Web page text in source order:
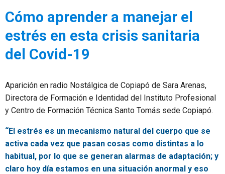
Cómo aprender a manejar el
estrés en esta crisis sanitaria
del Covid-19
Aparición en radio Nostálgica de Copiapó de Sara Arenas,
Directora de Formación e Identidad del Instituto Profesional
y Centro de Formación Técnica Santo Tomás sede Copiapó.
“El estrés es un mecanismo natural del cuerpo que se
activa cada vez que pasan cosas como distintas a lo
habitual, por lo que se generan alarmas de adaptación; y
claro hoy día estamos en una situación anormal y eso